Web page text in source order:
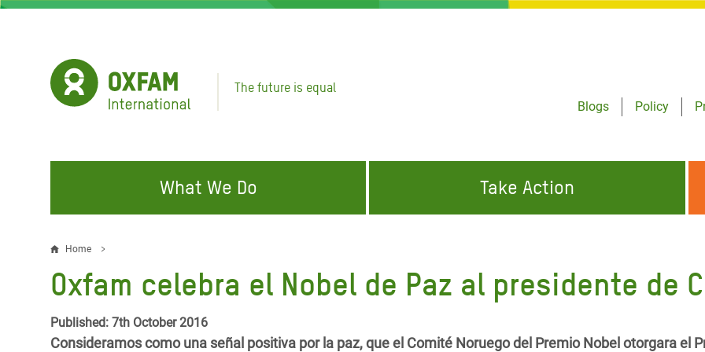
Skip
The future is equal
Blogs
Policy
What We Do
FIGHTING INEQUALITY
Water and Sanitation
Resources
Gaza Crisis Appeal
ABOUT US
Take Action
CAMPAIGN WITH US
Climate Justice
Make Rich Polluters Pay
Home
Oxfam celebra el Nobel de Paz al presidente de
Published: 7th October 2016
Consideramos como una señal positiva por la paz, que el Comité Noruego del Premio Nobel otorgara el